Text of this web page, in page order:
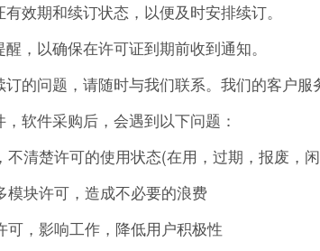
效期和续订状态，以便及时安排续订。
，以确保在许可证到期前收到通知。
的问题，请随时与我们联系。我们的客户
软件采购后，会遇到以下问题：
不清楚许可的使用状态(在用，过期，报废
块许可，造成不必要的浪费
，影响工作，降低用户积极性